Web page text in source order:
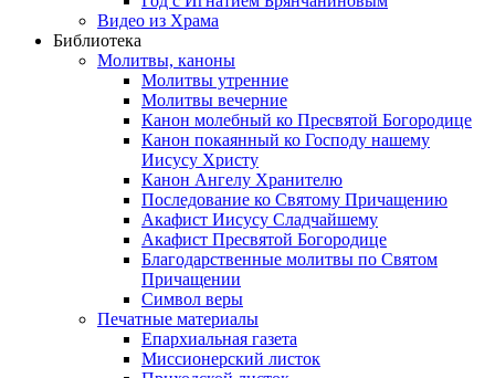
Видео из Храма
Библиотека
Молитвы, каноны
Молитвы утренние
Молитвы вечерние
Канон молебный ко Пресвятой Богородице
Канон покаянный ко Господу нашему
Иисусу Христу
Канон Ангелу Хранителю
Последование ко Святому Причащению
Акафист Иисусу Сладчайшему
Акафист Пресвятой Богородице
Благодарственные молитвы по Святом
Причащении
Символ веры
Печатные материалы
Епархиальная газета
Миссионерский листок